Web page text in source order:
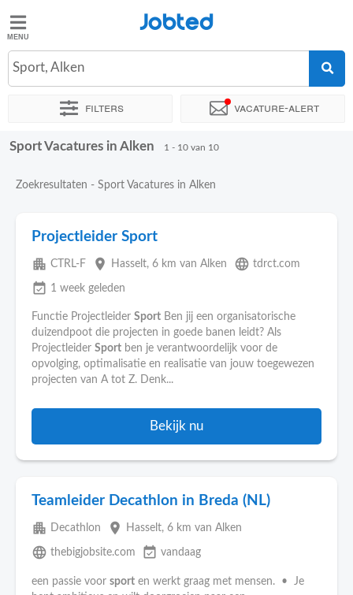
Jobted
Taal
Jobted
Sport, Alken
Filters Vacature-alert
Sorteer op Exacte locatie
Sport Vacatures in Alken 1 - 10 van 10
Zoekresultaten - Sport Vacatures in Alken
Projectleider Sport
apartment CTRL-F place Hasselt, 6 km van Alken language tdrct.com
event_available 1 week geleden
Functie Projectleider Sport Ben jij een organisatorische
duizendpoot die projecten in goede banen leidt? Als
Projectleider Sport ben je verantwoordelijk voor de
opvolging, optimalisatie en realisatie van jouw toegewezen
projecten van A tot Z. Denk...
Bekijk nu
Teamleider Decathlon in Breda (NL)
apartment Decathlon place Hasselt, 6 km van Alken
language thebigjobsite.com event_available vandaag
een passie voor sport en werkt graag met mensen. • Je